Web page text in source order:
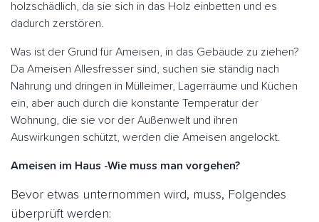
holzschädlich, da sie sich in das Holz einbetten und es
dadurch zerstören.
Was ist der Grund für Ameisen, in das Gebäude zu ziehen?
Da Ameisen Allesfresser sind, suchen sie ständig nach
Nahrung und dringen in Mülleimer, Lagerräume und Küchen
ein, aber auch durch die konstante Temperatur der
Wohnung, die sie vor der Außenwelt und ihren
Auswirkungen schützt, werden die Ameisen angelockt.
Ameisen im Haus -Wie muss man vorgehen?
Bevor etwas unternommen wird, muss, Folgendes
überprüft werden: